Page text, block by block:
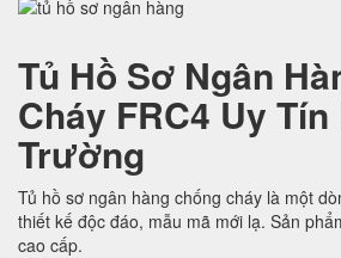
Tủ Hồ Sơ Ngân
Cháy FRC4 Uy
Trường
Tủ hồ sơ ngân hàng chống cháy là một
thiết kế độc đáo, mẫu mã mới lạ. Sản
cao cấp.